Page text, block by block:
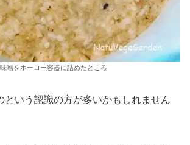
味噌をホーロー容器に詰めたところ
という認識の方が多いかもしれません